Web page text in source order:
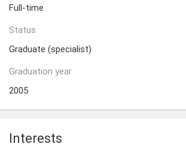
Full-time
Status
Graduate (specialist)
Graduation year
2005
Interests